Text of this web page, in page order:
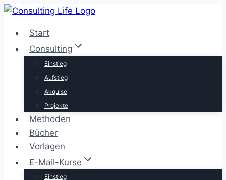
Zum
springenStart
Consulting
Einstieg
Aufstieg
Akquise
Projekte
Methoden
Bücher
Vorlagen
E-Mail-Kurse
Einstieg